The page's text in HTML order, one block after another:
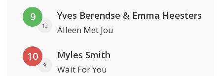
9
12
Yves Berendse & Emma Heesters
Alleen Met Jou
10
9
Myles Smith
Wait For You